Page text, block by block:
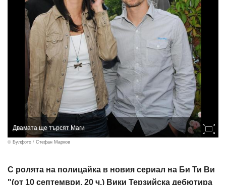
Двамата ще търсят Маги
© Булфото / Стефан Марков
С ролята на полицайка в новия сериал на Би Ти Ви
"(от 10 септември, 20 ч.) Вики Терзийска дебютира